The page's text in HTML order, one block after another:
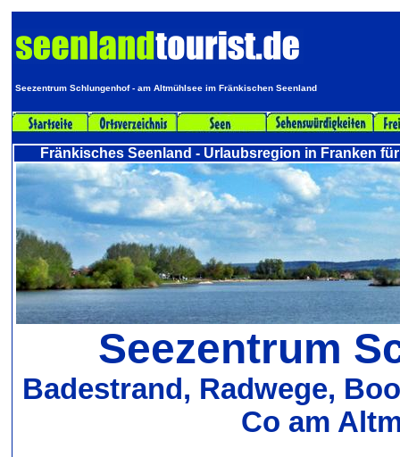
Seezentrum Schlungenhof - am Altmühlsee im Fränkischen Seenland
Fränkisches Seenland - Urlaubsregion in Franken
Seezentrum
Badestrand, Radwege,
Co am